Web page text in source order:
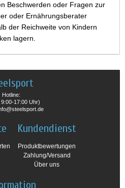
Beschwerden oder Fragen zur
oder Ernährungsberater
der Reichweite von Kindern
lagern.
Hotline:
17:00 Uhr)
Kundendienst
Produktbewertungen
Zahlung/Versand
Über uns